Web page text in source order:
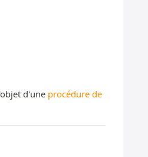
d'une procédure de